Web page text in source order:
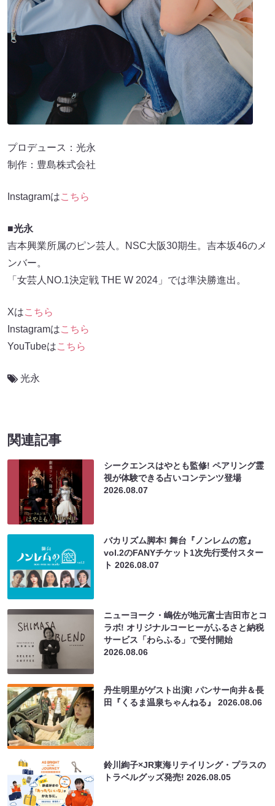
プロデュース：光永
制作：豊島株式会社
Instagramはこちら
■光永
吉本興業所属のピン芸人。NSC大阪30期生。吉本坂46のメ
ンバー。
「女芸人NO.1決定戦 THE W 2024」では準決勝進出。
Xはこちら
Instagramはこちら
YouTubeはこちら
光永
関連記事
シークエンスはやとも監修! ペアリング霊
視が体験できる占いコンテンツ登場
2026.08.07
バカリズム脚本! 舞台『ノンレムの窓』
vol.2のFANYチケット1次先行受付スター
ト2026.08.07
ニューヨーク・嶋佐が地元富士吉田市とコ
ラボ! オリジナルコーヒーがふるさと納税
サービス「わらふる」で受付開始
2026.08.06
丹生明里がゲスト出演! パンサー向井＆長
田『くるま温泉ちゃんねる』2026.08.06
鈴川絢子×JR東海リテイリング・プラスの
トラベルグッズ発売!2026.08.05